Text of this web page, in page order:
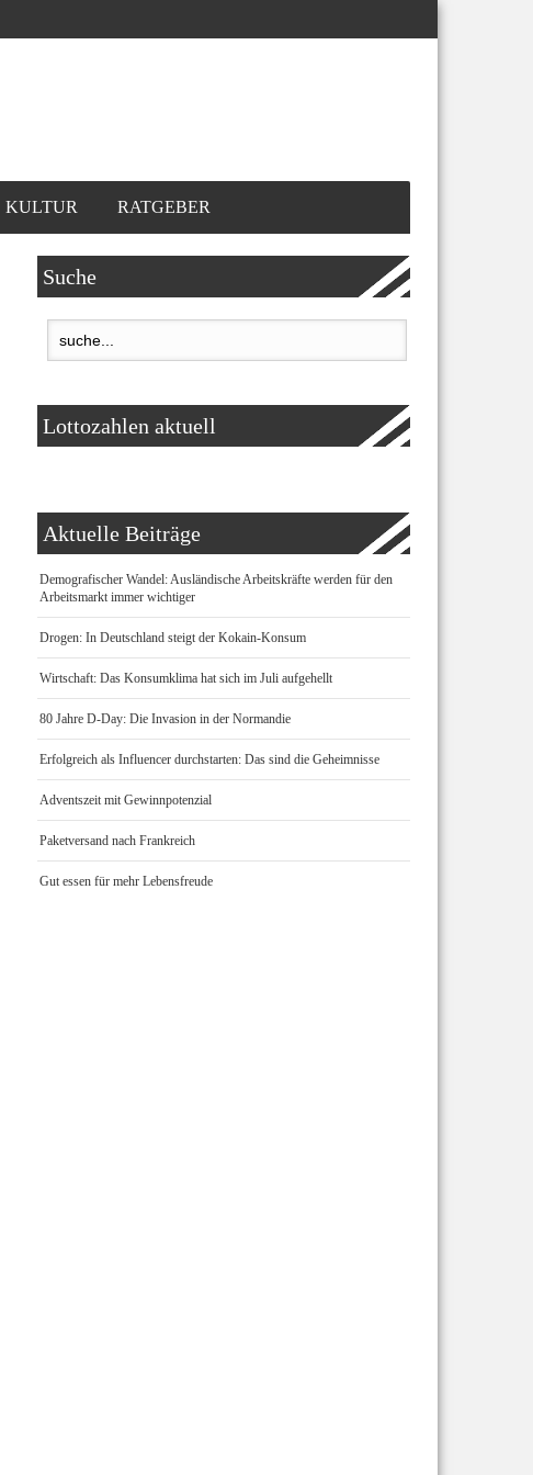
KULTUR RATGEBER
Suche
Lottozahlen aktuell
Aktuelle Beiträge
Demografischer Wandel: Ausländische Arbeitskräfte werden für den
Arbeitsmarkt immer wichtiger
Drogen: In Deutschland steigt der Kokain-Konsum
Wirtschaft: Das Konsumklima hat sich im Juli aufgehellt
80 Jahre D-Day: Die Invasion in der Normandie
Erfolgreich als Influencer durchstarten: Das sind die Geheimnisse
Adventszeit mit Gewinnpotenzial
Paketversand nach Frankreich
Gut essen für mehr Lebensfreude